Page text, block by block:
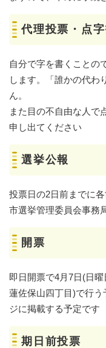
代理投票・点
自分で字を書くことの
します。「誰かの代わ
ん。
また目の不自由な人で
申し出てください
選挙公報
投票日の2日前までに
市選挙管理委員会事務
開票
即日開票で4月7日(日
蓮佐保山四丁目)で行
ジに掲載する予定です
期日前投票